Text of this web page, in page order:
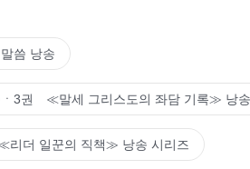
씀 낭송
ㆍ3권 ≪말세 그리스도의 좌담 기록≫ 낭
더 일꾼의 직책≫ 낭송 시리즈